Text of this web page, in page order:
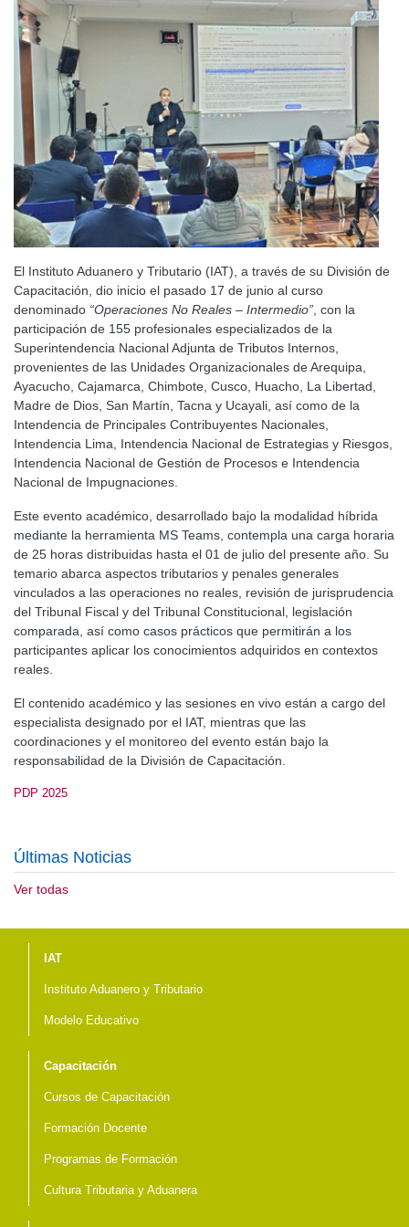
El Instituto Aduanero y Tributario (IAT), a través de su División de
Capacitación, dio inicio el pasado 17 de junio al curso
denominado “Operaciones No Reales – Intermedio” , con la
participación de 155 profesionales especializados de la
Superintendencia Nacional Adjunta de Tributos Internos,
provenientes de las Unidades Organizacionales de Arequipa,
Ayacucho, Cajamarca, Chimbote, Cusco, Huacho, La Libertad,
Madre de Dios, San Martín, Tacna y Ucayali, así como de la
Intendencia de Principales Contribuyentes Nacionales,
Intendencia Lima, Intendencia Nacional de Estrategias y Riesgos,
Intendencia Nacional de Gestión de Procesos e Intendencia
Nacional de Impugnaciones.
Este evento académico, desarrollado bajo la modalidad híbrida
mediante la herramienta MS Teams, contempla una carga horaria
de 25 horas distribuidas hasta el 01 de julio del presente año. Su
temario abarca aspectos tributarios y penales generales
vinculados a las operaciones no reales, revisión de jurisprudencia
del Tribunal Fiscal y del Tribunal Constitucional, legislación
comparada, así como casos prácticos que permitirán a los
participantes aplicar los conocimientos adquiridos en contextos
reales.
El contenido académico y las sesiones en vivo están a cargo del
especialista designado por el IAT, mientras que las
coordinaciones y el monitoreo del evento están bajo la
responsabilidad de la División de Capacitación.
PDP 2025
Últimas Noticias
Ver todas
Menú del pie
IAT
Instituto Aduanero y Tributario
Modelo Educativo
Capacitación
Cursos de Capacitación
Formación Docente
Programas de Formación
Cultura Tributaria y Aduanera